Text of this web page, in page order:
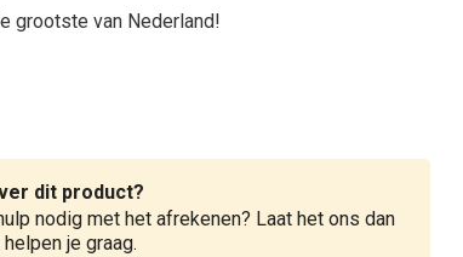
grootste van Nederland!
dit product?
nodig met het afrekenen? Laat het ons dan
je graag.